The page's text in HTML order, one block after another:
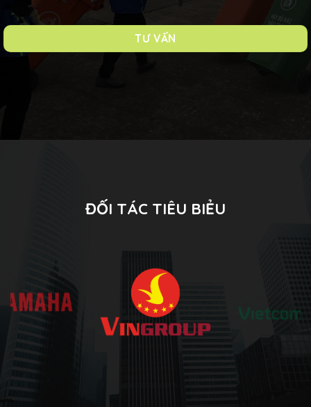
ĐỐI TÁC TIÊU BIẺU